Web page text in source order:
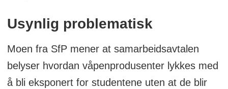
Usynlig problematisk
Moen fra SfP mener at samarbeidsavtalen
belyser hvordan våpenprodusenter lykkes med
å bli eksponert for studentene uten at de blir